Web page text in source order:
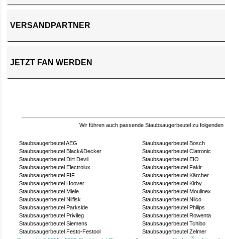
VERSANDPARTNER
JETZT FAN WERDEN
Wir führen auch passende Staubsaugerbeutel zu folgenden
Staubsaugerbeutel AEG
Staubsaugerbeutel Bosch
Staubsaugerbeutel Black&Decker
Staubsaugerbeutel Clatronic
Staubsaugerbeutel Dirt Devil
Staubsaugerbeutel EIO
Staubsaugerbeutel Electrolux
Staubsaugerbeutel Fakir
Staubsaugerbeutel FIF
Staubsaugerbeutel Kärcher
Staubsaugerbeutel Hoover
Staubsaugerbeutel Kirby
Staubsaugerbeutel Miele
Staubsaugerbeutel Moulinex
Staubsaugerbeutel Nilfisk
Staubsaugerbeutel Nilco
Staubsaugerbeutel Parkside
Staubsaugerbeutel Philips
Staubsaugerbeutel Privileg
Staubsaugerbeutel Rowenta
Staubsaugerbeutel Siemens
Staubsaugerbeutel Tchibo
Staubsaugerbeutel Festo-Festool
Staubsaugerbeutel Zelmer
®